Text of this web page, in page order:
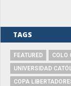
TAGS
FEATURED COLO
UNIVERSIDAD
COPA